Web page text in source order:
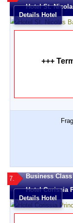
Hotel St.
Details Hotel
+++
7.
Business
Hotel Corissia
Details Hotel